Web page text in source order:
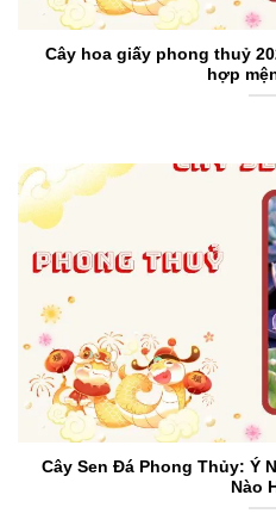
Cây hoa giấy phong thuỷ
hợp
Cây Sen Đá Phong Thủy: Ý
Nào